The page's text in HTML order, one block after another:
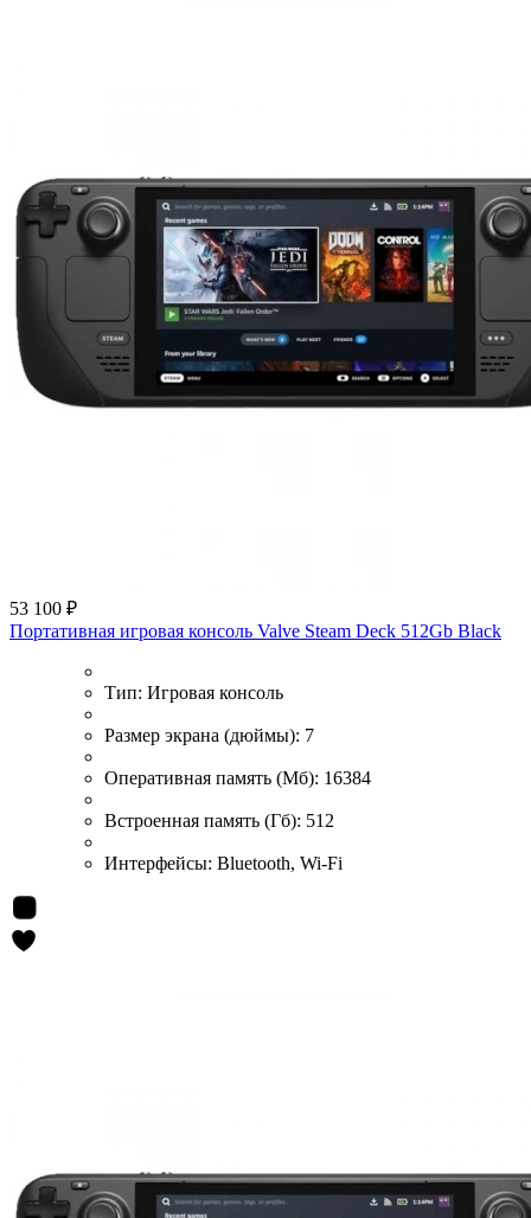
53 100 ₽
Портативная игровая консоль Valve Steam Deck 512Gb Black
Тип: Игровая консоль
Размер экрана (дюймы): 7
Оперативная память (Мб): 16384
Встроенная память (Гб): 512
Интерфейсы: Bluetooth, Wi-Fi